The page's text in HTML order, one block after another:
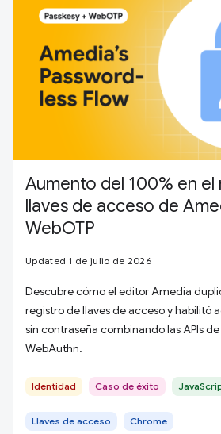
Aumento del 100% en
llaves de acceso de
WebOTP
Updated 1 de julio de 2026
Descubre cómo el editor Amedia
registro de llaves de acceso y habilitó
sin contraseña combinando las APIs de
WebAuthn.
Identidad Caso de éxito
Llaves de acceso Chrome